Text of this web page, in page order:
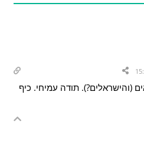
(והישראלים?). תודה עמיחי. כיף